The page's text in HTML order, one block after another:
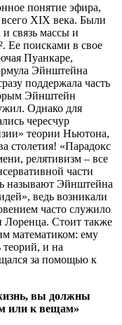
понятие эфира,
XIX века. Были
и связь массы и
Ее поисками в свое
Пуанкаре,
Эйнштейна
поддержала часть
Эйнштейн
Однако для
чересчур
теории Ньютона,
столетия! «Парадокс
релятивизм – все
части
называют Эйнштейна
ведь возникали
часто служило
Лоренца. Стоит также
математиком: ему
теорий, и на
за помощью к
вы должны
или к вещам»